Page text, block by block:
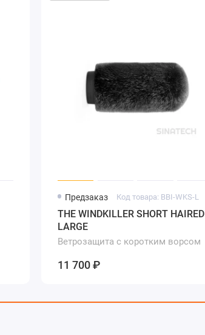
Предзаказ Код товара: BBI-WKS-L
THE WINDKILLER SHORT HAIRED
LARGE
Ветрозащита с коротким ворсом
11 700 ₽